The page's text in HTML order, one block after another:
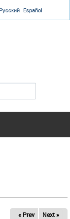
Español
« Prev Next »